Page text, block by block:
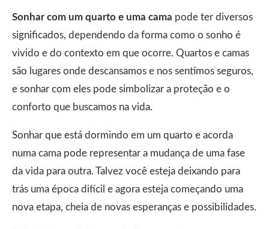
Sonhar com um quarto e uma cama pode ter diversos
significados, dependendo da forma como o sonho é
vivido e do contexto em que ocorre. Quartos e camas
são lugares onde descansamos e nos sentimos seguros,
e sonhar com eles pode simbolizar a proteção e o
conforto que buscamos na vida.
Sonhar que está dormindo em um quarto e acorda
numa cama pode representar a mudança de uma fase
da vida para outra. Talvez você esteja deixando para
trás uma época difícil e agora esteja começando uma
nova etapa, cheia de novas esperanças e possibilidades.